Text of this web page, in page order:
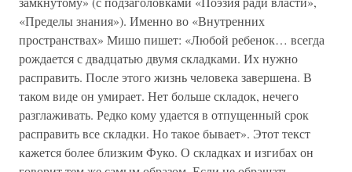
«Пределы знания»). Именно во «Внутренних
пространствах» Мишо пишет: «Любой ребенок… всегда
рождается с двадцатью двумя складками. Их нужно
расправить. После этого жизнь человека завершена. В
таком виде он умирает. Нет больше складок, нечего
разглаживать. Редко кому удается в отпущенный срок
расправить все складки. Но такое бывает». Этот текст
кажется более близким Фуко. О складках и изгибах он